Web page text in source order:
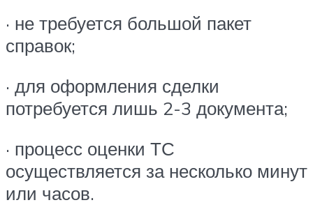
· не требуется большой пакет
справок;
· для оформления сделки
потребуется лишь 2-3 документа;
· процесс оценки ТС
осуществляется за несколько минут
или часов.